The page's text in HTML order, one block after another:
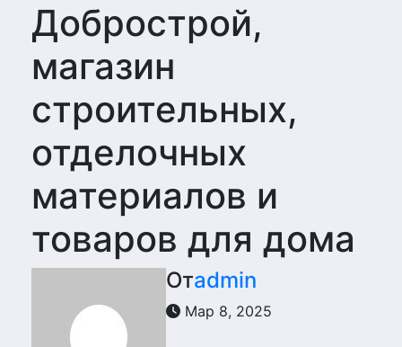
Добрострой,
магазин
строительных,
отделочных
материалов и
товаров для дома
Отadmin
Мар 8, 2025